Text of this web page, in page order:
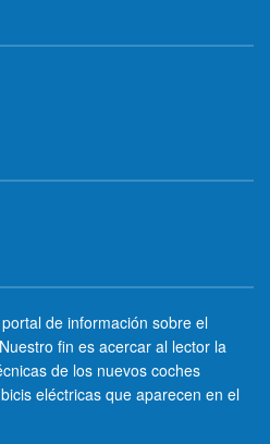
de información sobre el
fin es acercar al lector la
de los nuevos coches
eléctricas que aparecen en el